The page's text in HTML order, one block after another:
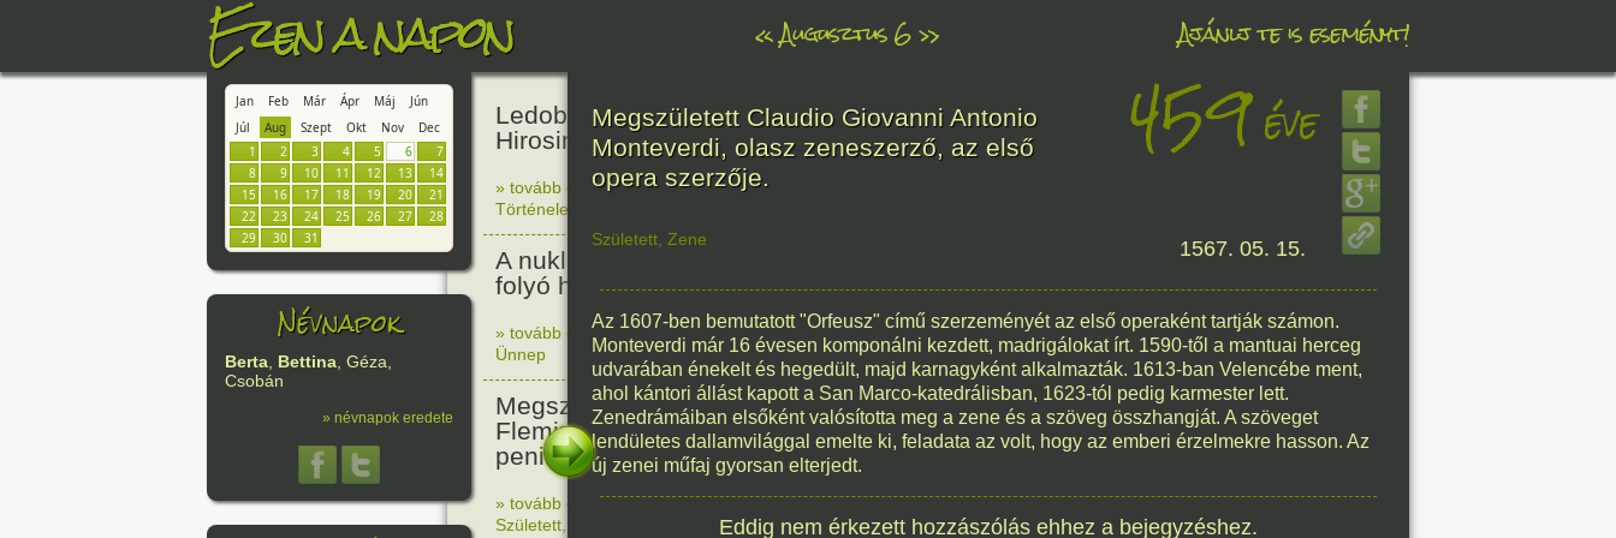
Ezen a napon «Augusztus 6» Ajánlj te is eseményt!
Jan Feb Már Ápr Máj
Jún
Júl
Aug Szept Okt Nov
Dec
1
2 3 4 5 6
7
8
9 10 11 12 13
14
15
16 17 18 19 20
21
22
23 24 25 26 27
28
29
30 31
Névnapok
Berta, Bettina, Géza,
Csobán
» névnapok eredete
Ledobták az első atombombát
Hirosimára.
81 éve
» tovább olvasom| Nincs hozzászólás, szólj hozzá!
Történelem
A nukleáris fegyverek betiltásáért
folyó harc világnapja
48éve
» tovább olvasom|Nincs hozzászólás, szólj hozzá!
Ünnep
1978. 08. 06.
Megszületett Sir Alexander
Fleming, Nobel-díjas angol orvos, a
penicillin felfedezője.
145éve
» tovább olvasom|1 hozzászólás, szólj Te is hozzá!
Született
1881. 08. 06.
Megszületett Claudio Giovanni Antonio
Monteverdi, olasz zeneszerző, az első
opera szerzője.
459éve
Született Zene 1567. 05. 15.
Az 1607-ben bemutatott "Orfeusz" című szerzeményét az első operaként tartják számon.
Monteverdi már 16 évesen komponálni kezdett, madrigálokat írt. 1590-től a mantuai herceg
udvarában énekelt és hegedült, majd karnagyként alkalmazták. 1613-ban Velencébe ment,
ahol kántori állást kapott a San Marco-katedrálisban, 1623-tól pedig karmester lett.
Zenedrámáiban elsőként valósította meg a zene és a szöveg összhangját. A szöveget
lendületes dallamvilággal emelte ki, feladata az volt, hogy az emberi érzelmekre hasson. Az
új zenei műfaj gyorsan elterjedt.
Eddig nem érkezett hozzászólás ehhez a bejegyzéshez.